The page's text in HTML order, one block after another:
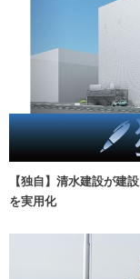
【独自】清水建設が建
を実用化